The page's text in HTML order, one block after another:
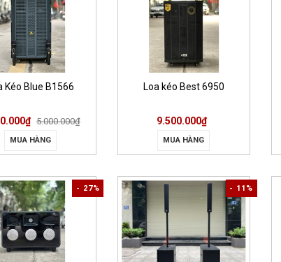
Kéo Blue B1566
5.000.000₫
MUA HÀNG
Loa kéo Best 6950
9.500.000₫
MUA HÀNG
- 27% - 11%